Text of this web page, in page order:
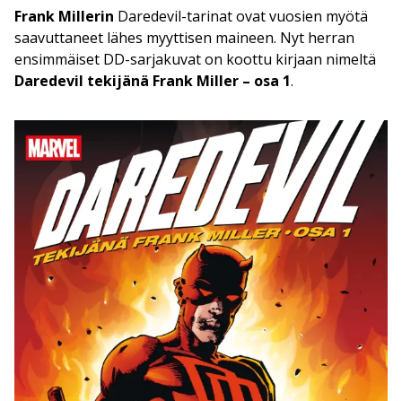
Frank Millerin Daredevil-tarinat ovat vuosien myötä
saavuttaneet lähes myyttisen maineen. Nyt herran
ensimmäiset DD-sarjakuvat on koottu kirjaan nimeltä
Daredevil tekijänä Frank Miller – osa 1.